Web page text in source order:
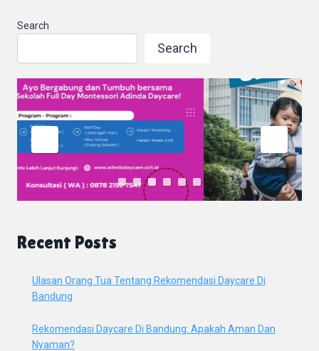
Search
Search
Recent Posts
Ulasan Orang Tua Tentang Rekomendasi Daycare Di
Bandung
Rekomendasi Daycare Di Bandung: Apakah Aman Dan
Nyaman?